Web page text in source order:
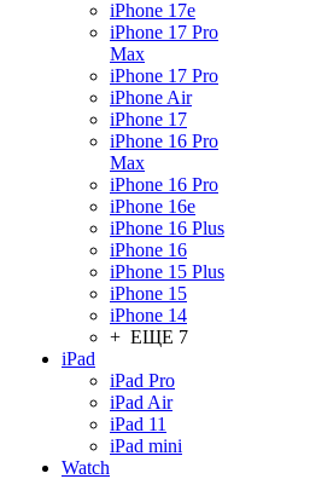
iPhone 17e
iPhone 17 Pro
Max
iPhone 17 Pro
iPhone Air
iPhone 17
iPhone 16 Pro
Max
iPhone 16 Pro
iPhone 16e
iPhone 16 Plus
iPhone 16
iPhone 15 Plus
iPhone 15
iPhone 14
+ ЕЩЕ 7
iPad
iPad Pro
iPad Air
iPad 11
iPad mini
Watch